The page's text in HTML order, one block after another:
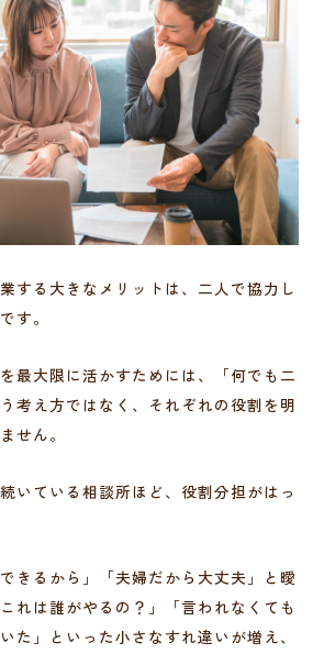
する大きなメリットは、二人で協力し
す。
最大限に活かすためには、「何でも二
考え方ではなく、それぞれの役割を明
せん。
いている相談所ほど、役割分担がはっ
きるから」「夫婦だから大丈夫」と曖
れは誰がやるの？」「言われなくても
た」といった小さなすれ違いが増え、